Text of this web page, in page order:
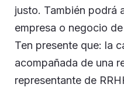
justo. También podrá
empresa o negocio
Ten presente que: la
acompañada de una
representante de